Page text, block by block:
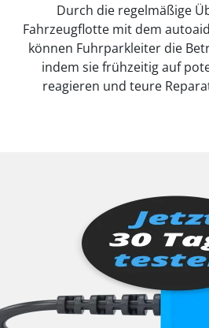
Durch die regelmäßige
Fahrzeugflotte mit dem
können Fuhrparkleiter die
indem sie frühzeitig auf
reagieren und teure